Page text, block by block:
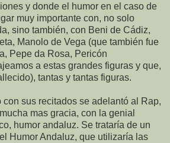
y donde el humor en el caso de
muy importante con, no solo
sino también, con Beni de Cádiz,
Manolo de Vega (que también fue
Pepe da Rosa, Pericón
a estas grandes figuras y que,
tantas y tantas figuras.
sus recitados se adelantó al Rap,
mas gracia, con la genial
humor andaluz. Se trataría de un
Humor Andaluz, que utilizaría las